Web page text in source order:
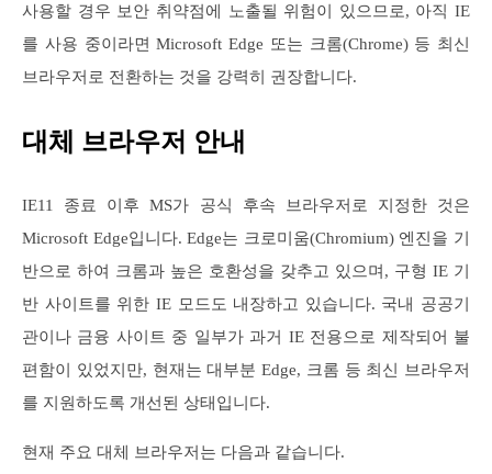
사용할 경우 보안 취약점에 노출될 위험이 있으므로, 아직 IE
를 사용 중이라면 Microsoft Edge 또는 크롬(Chrome) 등 최신
브라우저로 전환하는 것을 강력히 권장합니다.
대체 브라우저 안내
IE11 종료 이후 MS가 공식 후속 브라우저로 지정한 것은
Microsoft Edge입니다. Edge는 크로미움(Chromium) 엔진을 기
반으로 하여 크롬과 높은 호환성을 갖추고 있으며, 구형 IE 기
반 사이트를 위한 IE 모드도 내장하고 있습니다. 국내 공공기
관이나 금융 사이트 중 일부가 과거 IE 전용으로 제작되어 불
편함이 있었지만, 현재는 대부분 Edge, 크롬 등 최신 브라우저
를 지원하도록 개선된 상태입니다.
현재 주요 대체 브라우저는 다음과 같습니다.